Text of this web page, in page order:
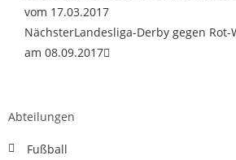
vom 17.03.2017
NächsterLandesliga-Derby gegen
am 08.09.2017
Abteilungen
Fußball